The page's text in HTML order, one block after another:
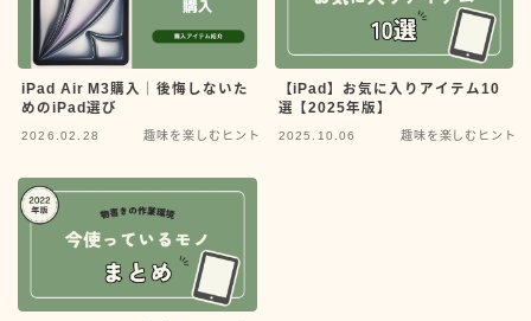
のんびり物書きしています。
iPadが好き。興味のあることはとりあえず試してみる
性格。
ブログと創作サイトで物書き活動しています。
iPad Air M3購入｜後悔しないた
めのiPad選び
2026.02.28 趣味を楽しむヒント
【iPad】お気に入りアイテム10
選【2025年版】
2025.10.06 趣味を楽しむヒント